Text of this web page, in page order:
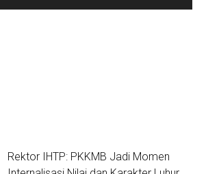
Rektor IHTP: PKKMB Jadi Momen